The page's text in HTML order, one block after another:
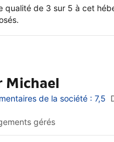
qualité de 3 sur 5 à cet
Michael
de la société : 7,5
gérés